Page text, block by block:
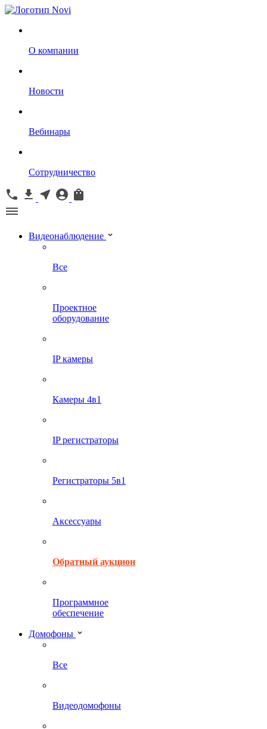
О компании
Новости
Вебинары
Сотрудничество
Видеонаблюдение
Все
Проектное
оборудование
IP камеры
Камеры 4в1
IP регистраторы
Регистраторы 5в1
Аксессуары
Обратный аукцион
Программное
обеспечение
Домофоны
Все
Видеодомофоны